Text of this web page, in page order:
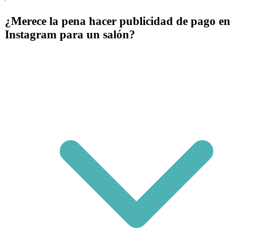
¿Merece la pena hacer publicidad de pago en
Instagram para un salón?